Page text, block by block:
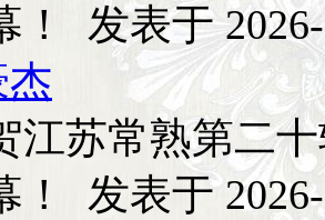
！ 发表于
杰
江苏常熟第二
！ 发表于